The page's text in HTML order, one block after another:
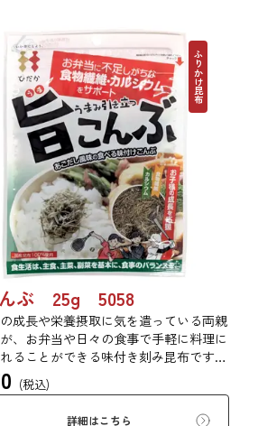
ふりかけ昆布
ぶ 25g 5058
成長や栄養摂取に気を遣っている両親
、お弁当や日々の食事で手軽に料理に
ることができる味付き刻み昆布です。
味と旨味のバランスを追求しました。
えながら、旨味を引き立てる「あごだ
(税込)
詳細はこちら